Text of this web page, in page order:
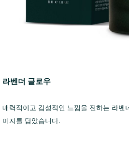
라벤더 글로우
매력적이고 감성적인 느낌을 전하는 라벤
미지를 담았습니다.